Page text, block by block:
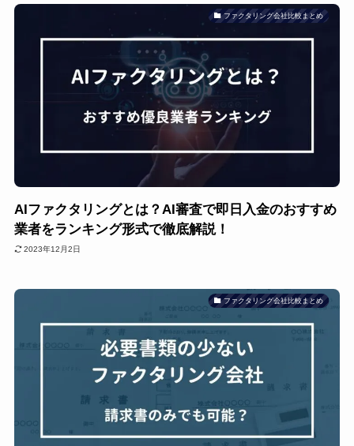
ファクタリング会社比較まとめ
AIファクタリングとは？AI審査で即日入金のおすすめ
業者をランキング形式で徹底解説！
2023年12月2日
ファクタリング会社比較まとめ